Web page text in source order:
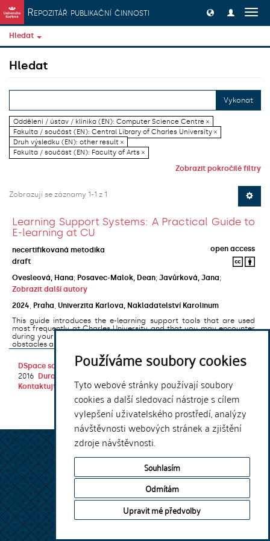
Používáme soubory cookies
Tyto webové stránky používají soubory
cookies a další sledovací nástroje s cílem
vylepšení uživatelského prostředí, analýzy
návštěvnosti webových stránek a zjištění
zdroje návštěvnosti.
Souhlasím
Odmítám
Upravit mé předvolby
Přeskočit na obsah
Repozitář publikační činnosti
Hledat
Hledat
Vykonat
Oddělení / ústav / klinika (EN): Computer Science Centre ×
Fakulta / součást (EN): Central Library of Charles University ×
Druh výsledku (EN): other result ×
Fakulta / součást (EN): Faculty of Arts ×
Zobrazit pokročilé filtry
Zobrazují se záznamy 1-1 z 1
Learning Support Systems: A Practical Guide to
E-learning at CU
necertifikovaná metodika
open access
draft
Ovesleová, Hana; Posavec-Malok, Dean; Javůrková, Jana;
Zobrazit další autory
2024
Praha Univerzita Karlova, Nakladatelství Karolinum
This guide introduces the e-learning support tools that are used
most frequently at Charles University and that you may encounter
during your studies. It will also help you to avoid the most common
obstacles associated ...
DSpace software
copyright © 2002-
2016
DuraSpace
Kontaktujte nás
|Vyjádření názoru
Theme by